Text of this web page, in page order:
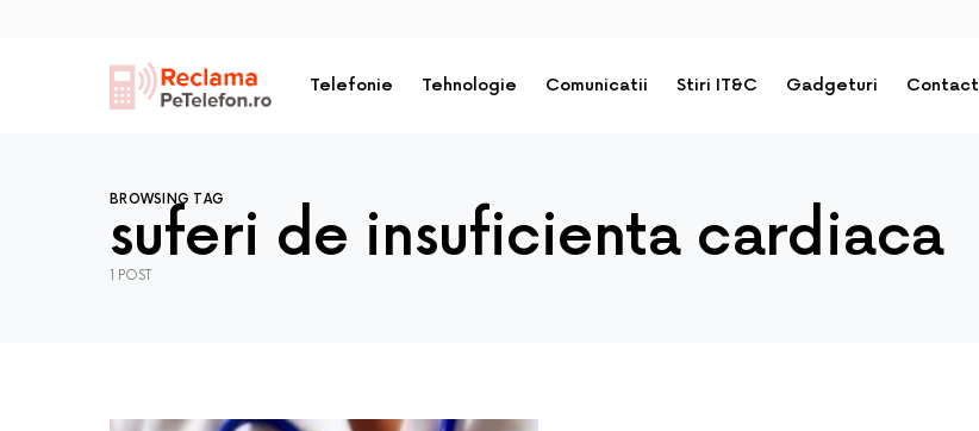
Telefonie Tehnologie Comunicatii Stiri IT&C Gadgeturi Contact
BROWSING TAG
suferi de insuficienta cardiaca
1 POST